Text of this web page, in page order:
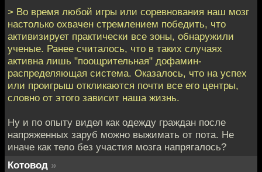
> Во время любой игры или соревнования наш мозг
настолько охвачен стремлением победить, что
активизирует практически все зоны, обнаружили
ученые. Ранее считалось, что в таких случаях
активна лишь "поощрительная" дофамин-
распределяющая система. Оказалось, что на успех
или проигрыш откликаются почти все его центры,
словно от этого зависит наша жизнь.
Ну и по опыту видел как одежду граждан после
напряженных заруб можно выжимать от пота. Не
иначе как тело без участия мозга напрягалось?
Котовод »